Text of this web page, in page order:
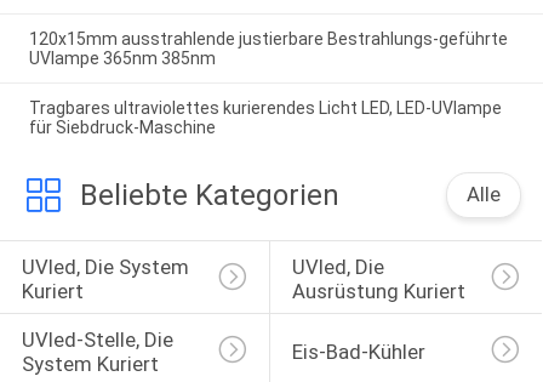
120x15mm ausstrahlende justierbare Bestrahlungs-geführte
UVlampe 365nm 385nm
Tragbares ultraviolettes kurierendes Licht LED, LED-UVlampe
für Siebdruck-Maschine
Beliebte Kategorien Alle
UVled, Die System
Kuriert
UVled, Die
Ausrüstung Kuriert
UVled-Stelle, Die
System Kuriert
Eis-Bad-Kühler